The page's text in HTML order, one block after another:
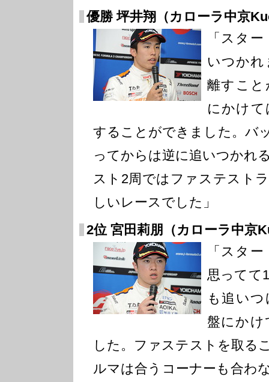
優勝 坪井翔（カローラ中京
「スタ
いつか
離すこと
にかけ
することができました。バ
ってからは逆に追いつかれ
スト2周ではファステスト
しいレースでした」
2位 宮田莉朋（カローラ中京
「スタ
思ってて
も追い
盤にか
した。ファステストを取る
ルマは合うコーナーも合わ